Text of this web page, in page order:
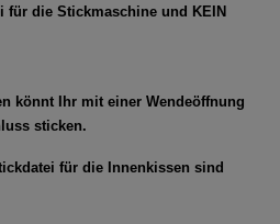
für die Stickmaschine und KEIN
könnt Ihr mit einer Wendeöffnung
sticken.
für die Innenkissen sind